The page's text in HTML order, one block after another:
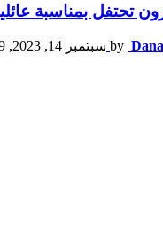
تحتفل بمناسبة
by سبتمبر 14, 2023, 2:39 م